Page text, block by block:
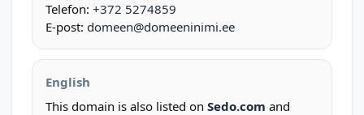
Telefon: +372 5274859
E-post: domeen@domeeninimi.ee
English
This domain is also listed on Sedo.com and